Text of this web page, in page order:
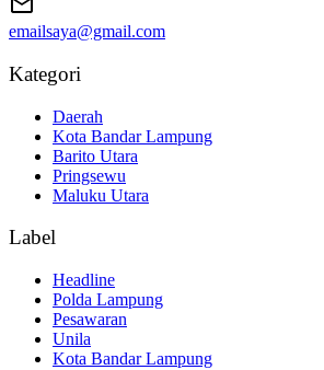
emailsaya@gmail.com
Kategori
Daerah
Kota Bandar Lampung
Barito Utara
Pringsewu
Maluku Utara
Label
Headline
Polda Lampung
Pesawaran
Unila
Kota Bandar Lampung